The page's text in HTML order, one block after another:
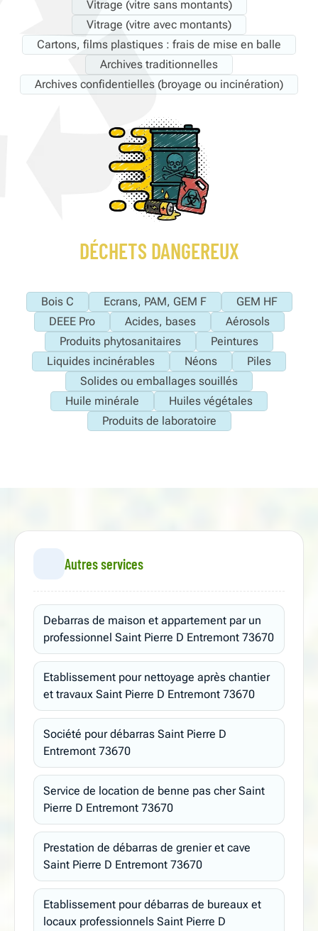
Vitrage (vitre sans montants)
Vitrage (vitre avec montants)
Cartons, films plastiques : frais de mise en balle
Archives traditionnelles
Archives confidentielles (broyage ou incinération)
DÉCHETS DANGEREUX
Bois C Ecrans, PAM, GEM F
GEM HF
DEEE Pro
Acides, bases
Aérosols
Produits phytosanitaires
Peintures
Liquides incinérables
Néons
Piles
Solides ou emballages souillés
Huile minérale
Huiles végétales
Produits de laboratoire
Autres services
Debarras de maison et appartement par un
professionnel Saint Pierre D Entremont 73670
Etablissement pour nettoyage après chantier
et travaux Saint Pierre D Entremont 73670
Société pour débarras Saint Pierre D
Entremont 73670
Service de location de benne pas cher Saint
Pierre D Entremont 73670
Prestation de débarras de grenier et cave
Saint Pierre D Entremont 73670
Etablissement pour débarras de bureaux et
locaux professionnels Saint Pierre D